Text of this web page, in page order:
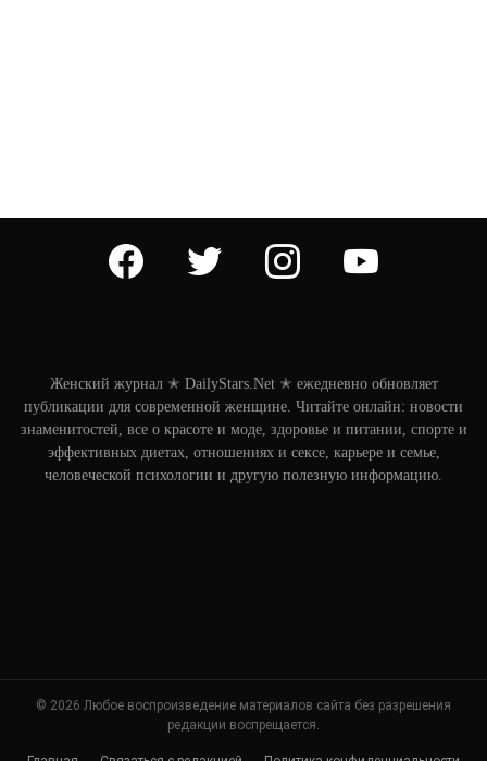
facebook twitter instagram
Женский журнал ✭ DailyStars.Net ✭ ежедневно обновляет
публикации для современной женщине. Читайте онлайн: новости
знаменитостей, все о красоте и моде, здоровье и питании, спорте и
эффективных диетах, отношениях и сексе, карьере и семье,
человеческой психологии и другую полезную информацию.
© 2026 Любое воспроизведение материалов сайта без разрешения
редакции воспрещается.